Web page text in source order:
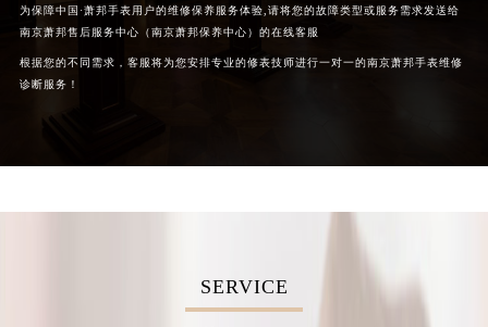
为保障中国·萧邦手表用户的维修保养服务体验,请将您的故障类型或服务需求发送给
南京萧邦售后服务中心（南京萧邦保养中心）的在线客服
根据您的不同需求，客服将为您安排专业的修表技师进行一对一的南京萧邦手表维修
诊断服务！
SERVICE